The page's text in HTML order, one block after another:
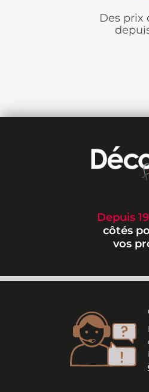
Des prix
Depuis
côtés
vos